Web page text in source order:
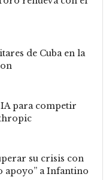
de Cuba en la
para competir
su crisis con
apoyo” a Infantino